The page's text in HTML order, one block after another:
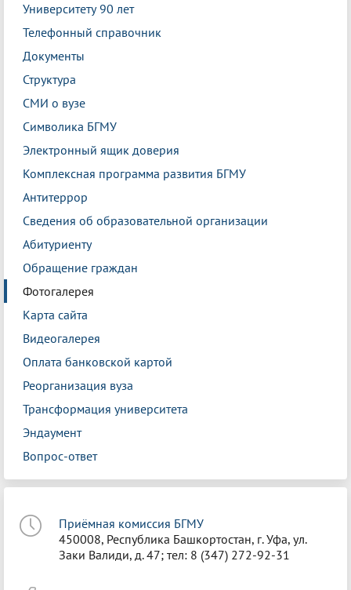
Университету 90 лет
Телефонный справочник
Документы
Структура
СМИ о вузе
Символика БГМУ
Электронный ящик доверия
Комплексная программа развития БГМУ
Антитеррор
Сведения об образовательной организации
Абитуриенту
Обращение граждан
Фотогалерея
Карта сайта
Видеогалерея
Оплата банковской картой
Реорганизация вуза
Трансформация университета
Эндаумент
Вопрос-ответ
Приёмная комиссия БГМУ
450008, Республика Башкортостан, г. Уфа, ул.
Заки Валиди, д. 47; тел: 8 (347) 272-92-31